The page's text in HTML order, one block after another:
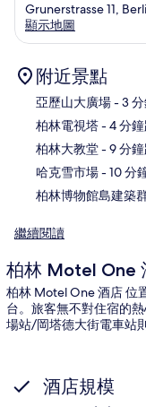
Grunerstrasse 11,
顯示地圖
附近景點
亞歷山大廣場- 3
柏林電視塔- 4 分
柏林大教堂- 9 分
哈克雪市場- 10 分
柏林博物館島建築
繼續閱讀
柏林 Motel One
柏林 Motel One 酒店 位
台。旅客無不對住宿的
場站/岡塔德大街電車站
酒店規模